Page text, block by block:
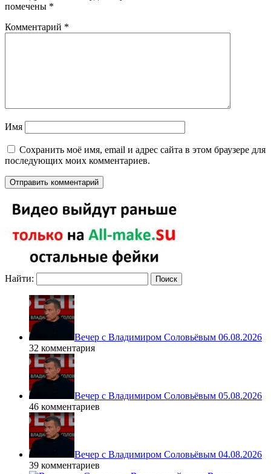
помечены *
Комментарий *
Имя
Сохранить моё имя, email и адрес сайта в этом браузере для
последующих моих комментариев.
Найти:
Вечер с Владимиром Соловьёвым 06.08.2026
32 комментария
Вечер с Владимиром Соловьёвым 05.08.2026
46 комментариев
Вечер с Владимиром Соловьёвым 04.08.2026
39 комментариев